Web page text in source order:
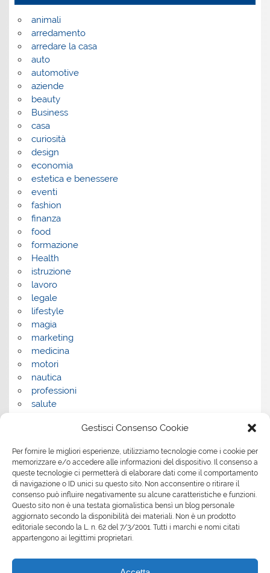
Gestisci Consenso Cookie
Per fornire le migliori esperienze, utilizziamo tecnologie come i cookie per
memorizzare e/o accedere alle informazioni del dispositivo. Il consenso a
queste tecnologie ci permetterà di elaborare dati come il comportamento
di navigazione o ID unici su questo sito. Non acconsentire o ritirare il
consenso può influire negativamente su alcune caratteristiche e funzioni.
Questo sito non è una testata giornalistica bensì un blog personale
aggiornato secondo la disponibilità dei materiali. Non è un prodotto
editoriale secondo la L. n. 62 del 7/3/2001. Tutti i marchi e nomi citati
appartengono ai legittimi proprietari.
animali
arredamento
arredare la casa
auto
automotive
aziende
beauty
Business
casa
curiosità
design
economia
estetica e benessere
eventi
fashion
finanza
food
formazione
Health
istruzione
lavoro
legale
lifestyle
magia
marketing
medicina
motori
nautica
professioni
salute
servizi per le aziende
shopping
sport
Tech
tecnologia
travel
Uncategorized